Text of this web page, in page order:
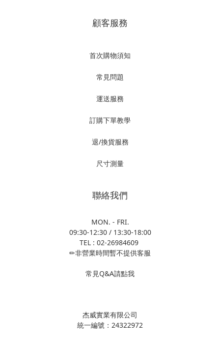
顧客服務
首次購物須知
常見問題
運送服務
訂購下單教學
退/換貨服務
尺寸測量
聯絡我們
MON. - FRI.
09:30-12:30 / 13:30-18:00
TEL : 02-26984609
✏非營業時間暫不提供客服
常見Q&A請點我
杰威實業有限公司
統一編號：24322972